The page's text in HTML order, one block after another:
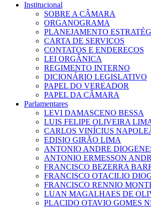
Institucional
SOBRE A CÂMARA
ORGANOGRAMA
PLANEJAMENTO
CARTA DE SERVIÇOS
CONTATOS E ENDEREÇOS
LEI ORGÂNICA
REGIMENTO INTERNO
DICIONÁRIO LEGISLATIVO
PAPEL DO VEREADOR
PAPEL DA CÂMARA
Parlamentares
LEVI DAMASCENO BESSA
LUIS FELIPE OLIVEIRA
CARLOS VINÍCIUS
EDISIO GIRÃO LIMA
ANTONIO ANDRE
ANTONIO ERMESSON
FRANCISCO BEZERRA
FRANCISCO OTACILIO
FRANCISCO RENNIO
LUAN MAGALHAES DE
PLACIDO OTAVIO GOMES